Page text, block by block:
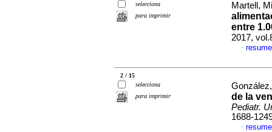
selecciona
para imprimir
Martell,
entre
2017,
·
2 / 15
selecciona
para imprimir
de la
Pediatr.
1688-
·